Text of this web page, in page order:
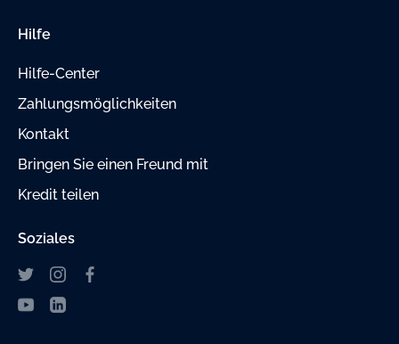
Hilfe
Hilfe-Center
Zahlungsmöglichkeiten
Kontakt
Bringen Sie einen Freund mit
Kredit teilen
Soziales